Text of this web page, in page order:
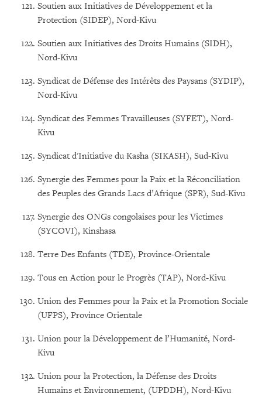
Soutien aux Initiatives de Développement et la
Protection (SIDEP), Nord-Kivu
Soutien aux Initiatives des Droits Humains (SIDH),
Nord-Kivu
Syndicat de Défense des Intérêts des Paysans (SYDIP),
Nord-Kivu
Syndicat des Femmes Travailleuses (SYFET), Nord-
Kivu
Syndicat d'Initiative du Kasha (SIKASH), Sud-Kivu
Synergie des Femmes pour la Paix et la Réconciliation
des Peuples des Grands Lacs d’Afrique (SPR), Sud-Kivu
Synergie des ONGs congolaises pour les Victimes
(SYCOVI), Kinshasa
Terre Des Enfants (TDE), Province-Orientale
Tous en Action pour le Progrès (TAP), Nord-Kivu
Union des Femmes pour la Paix et la Promotion Sociale
(UFPS), Province Orientale
Union pour la Développement de l’Humanité, Nord-
Kivu
Union pour la Protection, la Défense des Droits
Humains et Environnement, (UPDDH), Nord-Kivu